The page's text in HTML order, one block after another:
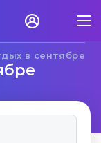
в сентябре